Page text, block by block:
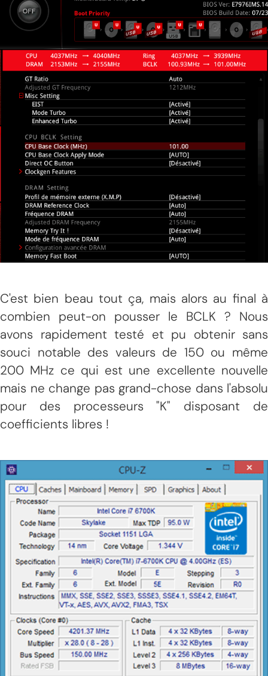
C'est bien beau tout ça, mais alors au final à
combien peut-on pousser le BCLK ? Nous
avons rapidement testé et pu obtenir sans
souci notable des valeurs de 150 ou même
200 MHz ce qui est une excellente nouvelle
mais ne change pas grand-chose dans l'absolu
pour des processeurs "K" disposant de
coefficients libres !